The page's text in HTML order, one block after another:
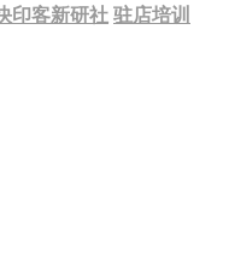
印客新研社 驻店培训